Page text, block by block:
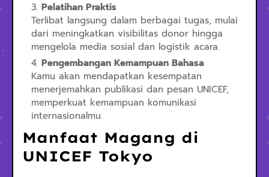
Pelatihan Praktis
Terlibat langsung dalam berbagai tugas, mulai
dari meningkatkan visibilitas donor hingga
mengelola media sosial dan logistik acara.
Pengembangan Kemampuan Bahasa
Kamu akan mendapatkan kesempatan
menerjemahkan publikasi dan pesan UNICEF,
memperkuat kemampuan komunikasi
internasionalmu.
Manfaat Magang di
UNICEF Tokyo